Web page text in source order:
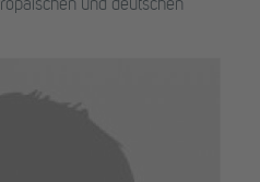
und deutschen